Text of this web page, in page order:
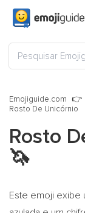
Emojiguide.com
Rosto De Unicórnio
Rosto
🦄
Este emoji exibe